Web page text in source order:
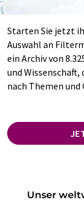
Starten Sie jetzt
Auswahl an
ein Archiv von
und
nach Themen
Unser